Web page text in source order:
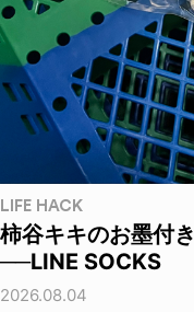
LIFE HACK
柿谷キキのお墨付き
──LINE SOCKS
2026.08.04